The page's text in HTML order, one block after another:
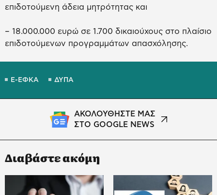
επιδοτούμενη άδεια μητρότητας και
– 18.000.000 ευρώ σε 1.700 δικαιούχους στο πλαίσιο
επιδοτούμενων προγραμμάτων απασχόλησης.
E-ΕΦΚΑ ΔΥΠΑ
ΑΚΟΛΟΥΘΗΣΤΕ ΜΑΣ
ΣΤΟ GOOGLE NEWS
Διαβάστε ακόμη